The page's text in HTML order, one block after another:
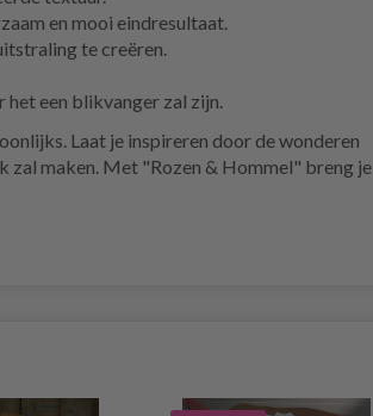
en mooi eindresultaat.
te creëren.
een blikvanger zal zijn.
Laat je inspireren door de wonderen
zal maken. Met "Rozen & Hommel" breng je